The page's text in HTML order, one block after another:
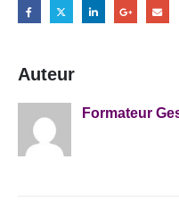
Auteur
Formateur